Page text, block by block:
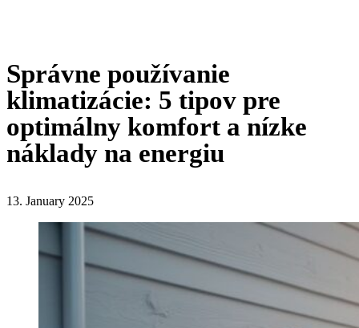
Správne používanie
klimatizácie: 5 tipov pre
optimálny komfort a nízke
náklady na energiu
13. January 2025